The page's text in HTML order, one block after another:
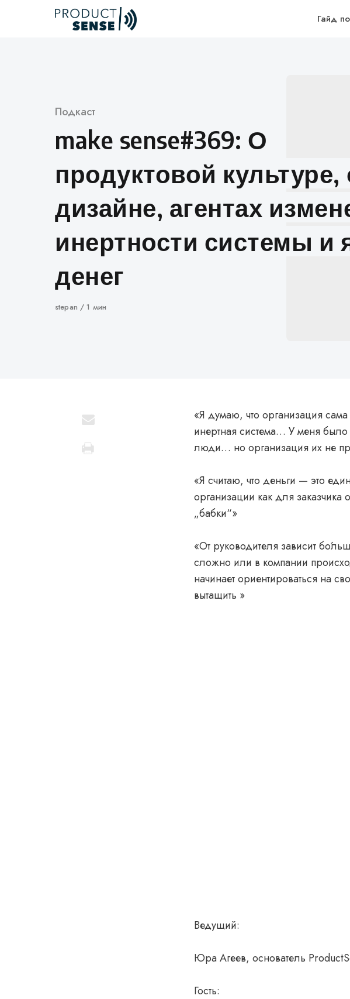
Гайд
Категория
Подкаст
make sense#369: О
продуктовой культуре,
дизайне, агентах
инертности системы и
денег
Автор
stepan 1 мин
«Я думаю, что организация
инертная система… У меня
люди… но организация их не
«Я считаю, что деньги — это
организации как для заказчика
„бабки“»
«От руководителя зависит
сложно или в компании
начинает ориентироваться на
вытащить »
Ведущий:
Юра Агеев, основатель
Гость: